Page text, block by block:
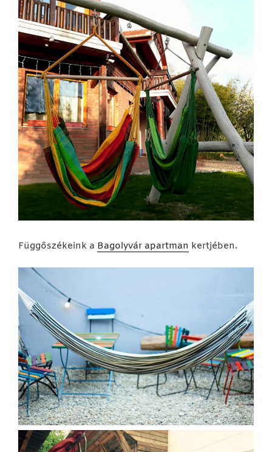
Függőszékeink a Bagolyvár apartman kertjében.